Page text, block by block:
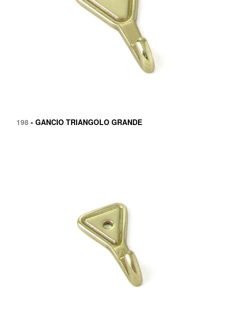
198- GANCIO TRIANGOLO GRANDE